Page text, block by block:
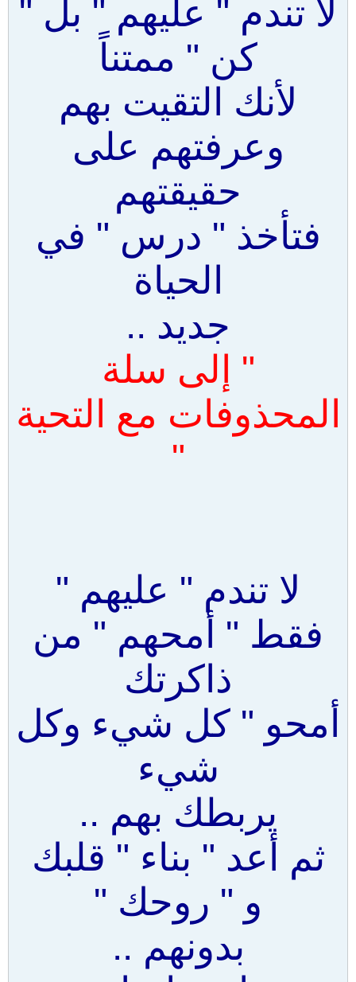
لا تندم " عليهم " بل "
كن " ممتناً
لأنك التقيت بهم
وعرفتهم على
حقيقتهم
فتأخذ " درس " في
الحياة
جديد ..
" إلى سلة
المحذوفات مع التحية
"
لا تندم " عليهم "
فقط " أمحهم " من
ذاكرتك
أمحو " كل شيء وكل
شيء
يربطك بهم ..
ثم أعد " بناء " قلبك
و " روحك "
بدونهم ..